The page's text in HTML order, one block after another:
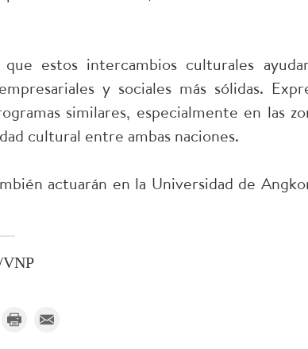
estos intercambios culturales
y sociales más sólidas.
similares, especialmente en las
cultural entre ambas naciones.
actuarán en la Universidad de